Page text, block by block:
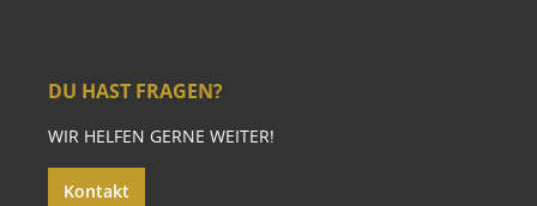
DU HAST FRAGEN?
WIR HELFEN GERNE WEITER!
Kontakt